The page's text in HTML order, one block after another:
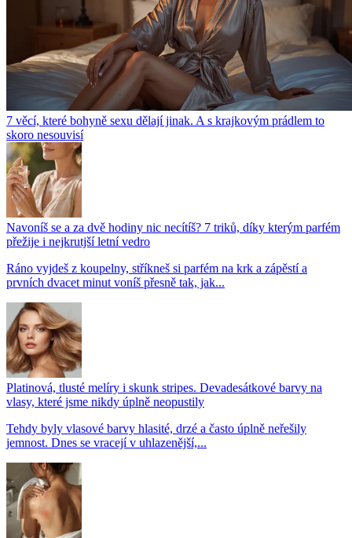
7 věcí, které bohyně sexu dělají jinak. A s krajkovým prádlem to
skoro nesouvisí
Navoníš se a za dvě hodiny nic necítíš? 7 triků, díky kterým parfém
přežije i nejkrutjší letní vedro
Ráno vyjdeš z koupelny, stříkneš si parfém na krk a zápěstí a
prvních dvacet minut voníš přesně tak, jak...
Platinová, tlusté melíry i skunk stripes. Devadesátkové barvy na
vlasy, které jsme nikdy úplně neopustily
Tehdy byly vlasové barvy hlasité, drzé a často úplně neřešily
jemnost. Dnes se vracejí v uhlazenější,...